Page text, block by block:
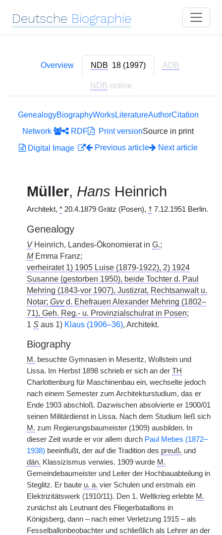
Deutsche Biographie
Overview NDB 18 (1997) ADB
NDB-online
GenealogyBiographyWorksLiteratureAuthorCitation
Network
RDF Print versionSource in print
Digital Image
Previous article Next article
Müller, Hans Heinrich
Architekt, * 20.4.1879 Grätz (Posen), † 7.12.1951 Berlin.
Genealogy
VHeinrich, Landes-Ökonomierat in G.;
MEmma Franz;
verheiratet 1) 1905 Luise (1879-1922), 2) 1924
Susanne (gestorben 1950), beide Tochter d. Paul
Mehring (1843-vor 1907), Justizrat, Rechtsanwalt u.
Notar; Gvvd. Ehefrauen Alexander Mehring (1802–
71), Geh. Reg.- u. Provinzialschulrat in Posen;
1 S aus 1) Klaus (1906–36), Architekt.
Biography
M. besuchte Gymnasien in Meseritz, Wollstein und
Lissa. Im Herbst 1898 schrieb er sich an der TH
Charlottenburg für Maschinenbau ein, wechselte jedoch
nach einem Semester zum Architekturstudium, das er
Ende 1903 abschloß. Dazwischen absolvierte er 1900/01
seinen Militärdienst in Lissa. Nach dem Studium ließ sich
M. zum Regierungsbaumeister (1909) ausbilden. In
dieser Zeit wurde er vor allem durch Paul Mebes (1872–
1938) beeinflußt, der auf die Tradition des preuß. und
dän. Klassizismus verwies. 1909 wurde M.
Gemeindebaumeister und Leiter der Hochbauabteilung in
Steglitz. Er baute u. a. vier Schulen und erstmals ein
Elektrizitätswerk (1910/11). Den 1. Weltkrieg erlebte M.
zunächst als Leutnant des Fliegerbataillons in
Königsberg, dann – nach einer Verletzung 1915 – als
Fesselballonbeobachter und schließlich als Lehrer an der